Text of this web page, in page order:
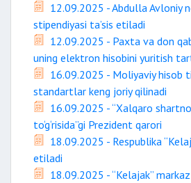
12.09.2025 - Abdulla Avloniy
stipendiyasi ta’sis etiladi
12.09.2025 - Paxta va don
uning elektron hisobini yuritish
16.09.2025 - Moliyaviy hisob
standartlar keng joriy qilinadi
16.09.2025 - “Xalqaro
to‘g‘risida”gi Prezident qarori
18.09.2025 - Respublika
etiladi
18.09.2025 - “Kelajak”